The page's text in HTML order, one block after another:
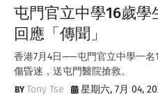
屯門官立中學16歲
回應「傳聞」
香港7月4日——屯門官立中學一名
傷昏迷，送屯門醫院搶救。
Tony Tse
星期六, 7月 04,